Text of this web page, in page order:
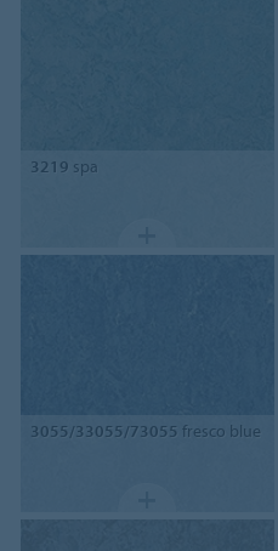
3219 spa
3055/33055/73055 fresco blue